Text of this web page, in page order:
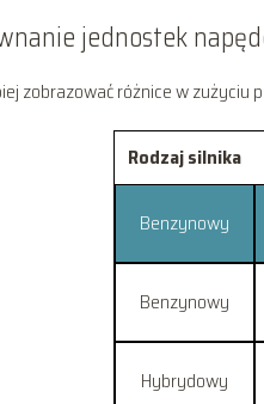
jednostek
zobrazować różnice w
Rodzaj silnika
Benzynowy
Benzynowy
Hybrydowy